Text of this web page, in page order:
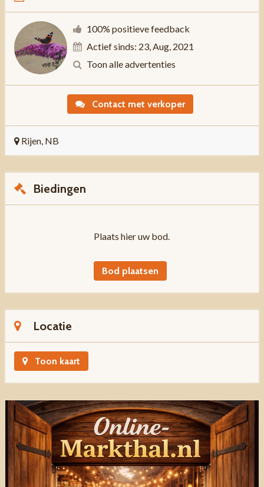
100% positieve feedback
Actief sinds: 23, Aug, 2021
Toon alle advertenties
Contact met verkoper
Rijen, NB
Biedingen
Plaats hier uw bod.
Bod plaatsen
Locatie
Toon kaart